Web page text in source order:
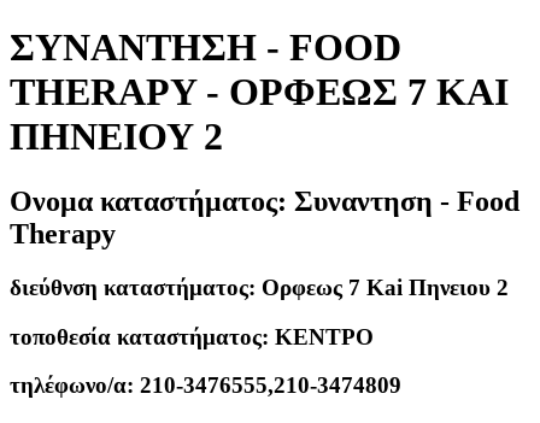
ΣΥΝΑΝΤΗΣΗ - FOOD
THERAPY - ΟΡΦΕΩΣ 7 KAI
ΠΗΝΕΙΟΥ 2
Ονομα καταστήματος: Συναντηση - Food
Therapy
διεύθνση καταστήματος: Ορφεως 7 Kai Πηνειου 2
τοποθεσία καταστήματος: ΚΕΝΤΡΟ
τηλέφωνο/α: 210-3476555,210-3474809